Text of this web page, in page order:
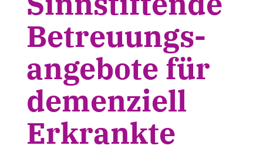
Betreuungs­
angebote für
demenziell
Erkrankte